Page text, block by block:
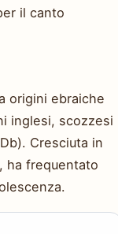
il canto
origini ebraiche
inglesi, scozzesi
Cresciuta in
ha frequentato